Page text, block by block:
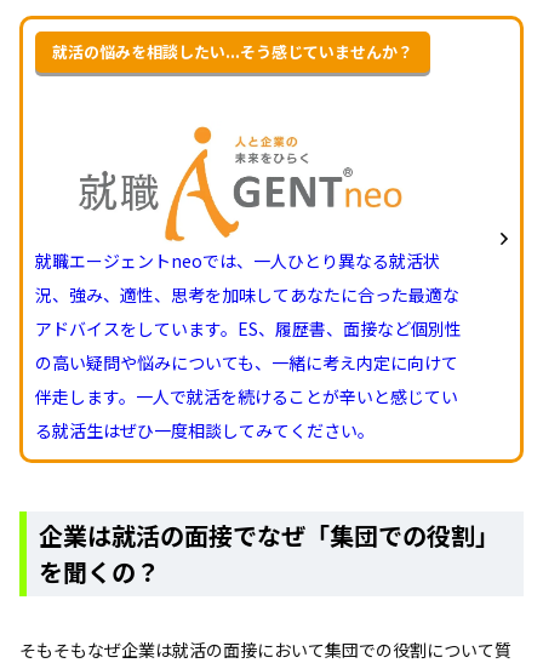
就活の悩みを相談したい...そう感じていませんか？
就職エージェントneoでは、一人ひとり異なる就活状
況、強み、適性、思考を加味してあなたに合った最適な
アドバイスをしています。ES、履歴書、面接など個別性
の高い疑問や悩みについても、一緒に考え内定に向けて
伴走します。一人で就活を続けることが辛いと感じてい
る就活生はぜひ一度相談してみてください。
企業は就活の面接でなぜ「集団での役割」
を聞くの？
そもそもなぜ企業は就活の面接において集団での役割について質